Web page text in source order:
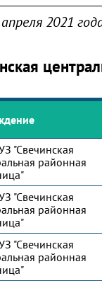
2021
"Свечинская
районная
"Свечинская
районная
"Свечинская
районная